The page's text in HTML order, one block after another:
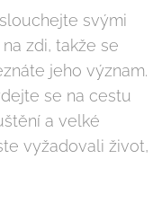
svými
zdi, takže se
jeho význam.
se na cestu
a velké
vyžadovali život,